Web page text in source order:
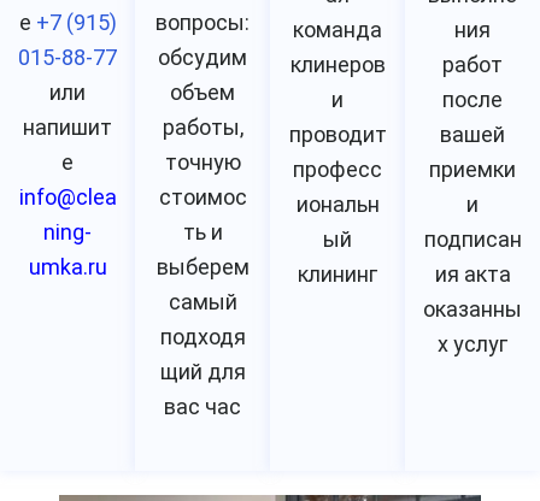
е +7 (915)
015-88-77
или
напишит
е
info@clea
ning-
umka.ru
вопросы:
обсудим
объем
работы,
точную
стоимос
ть и
выберем
самый
подходя
щий для
вас час
команда
клинеров
и
проводит
професс
иональн
ый
клининг
ния
работ
после
вашей
приемки
и
подписан
ия акта
оказанны
х услуг